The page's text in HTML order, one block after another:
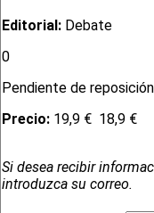
Editorial: Debate
0
Pendiente de reposición
Precio: 19,9 € 18,9 €
Si desea recibir
introduzca su correo.